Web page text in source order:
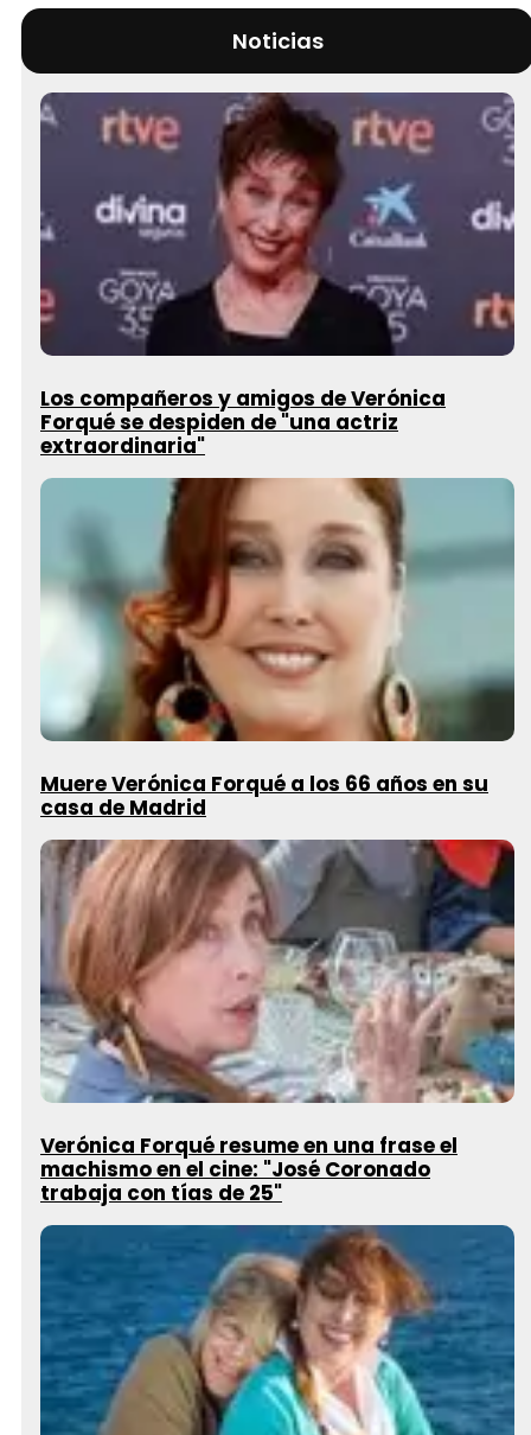
Noticias
Los compañeros y amigos de Verónica
Forqué se despiden de "una actriz
extraordinaria"
Muere Verónica Forqué a los 66 años en su
casa de Madrid
Verónica Forqué resume en una frase el
machismo en el cine: "José Coronado
trabaja con tías de 25"